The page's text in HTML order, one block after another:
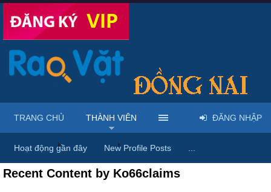
Trang chủ Thành viên Ko66claims
Recent Content by Ko66claims
TRANG CHỦ THÀNH VIÊN
Hoạt động gần đây New Profile Posts
ĐĂNG NHẬP